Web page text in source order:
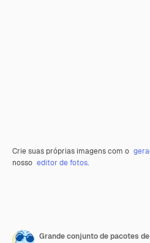
Crie suas próprias imagens com o
nosso editor de fotos.